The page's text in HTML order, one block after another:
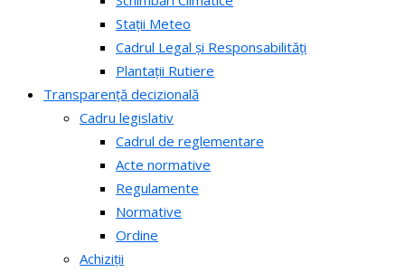
Stații Meteo
Cadrul Legal și Responsabilități
Plantații Rutiere
Transparență decizională
Cadru legislativ
Cadrul de reglementare
Acte normative
Regulamente
Normative
Ordine
Achiziții